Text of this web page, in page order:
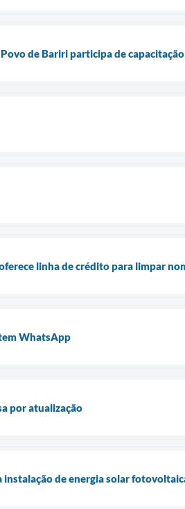
de Bariri participa de capacitação
linha de crédito para limpar
WhatsApp
por atualização
de energia solar